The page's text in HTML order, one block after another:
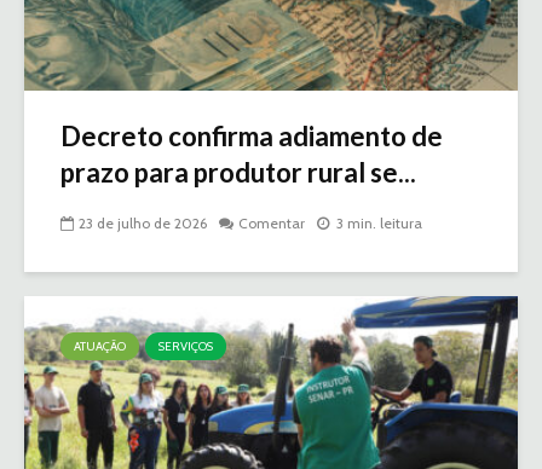
Decreto confirma adiamento de
prazo para produtor rural se...
23 de julho de 2026 Comentar 3 min. leitura
ATUAÇÃO SERVIÇOS